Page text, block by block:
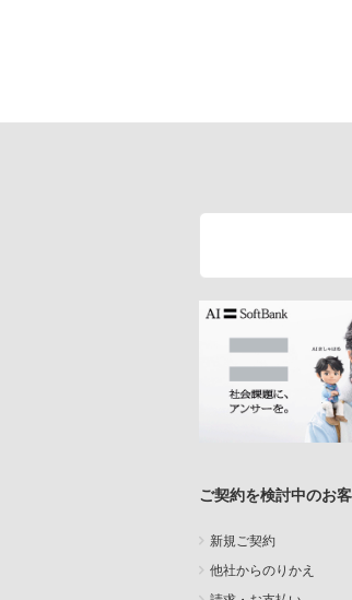
ご契約を検討中のお
新規ご契約
他社からのりかえ